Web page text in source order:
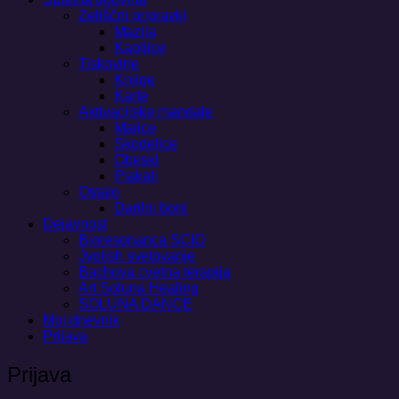
Zeliščni pripravki
Mazila
Kapljice
Tiskovine
Knjige
Karte
Aktivacijske mandale
Majice
Skodelice
Obeski
Plakati
Ostalo
Darilni boni
Dejavnost
Bioresonanca SCIO
Jyotish svetovanje
Bachova cvetna terapija
Art Soluna Healing
SOLUNA DANCE
Moj dnevnik
Prijava
Prijava